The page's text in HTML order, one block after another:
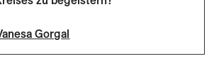
Gorgal